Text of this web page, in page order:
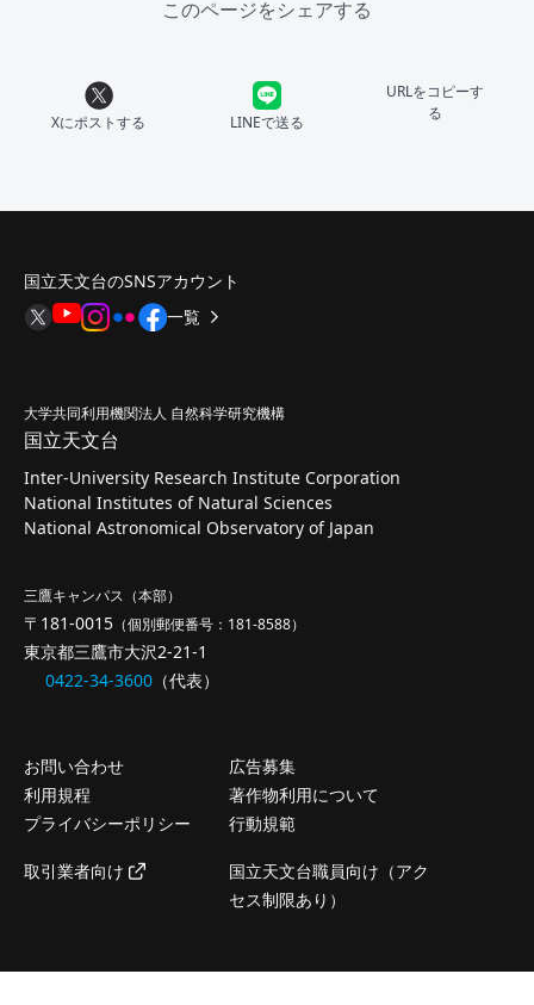
このページをシェアする
Xにポストする LINEで送る
URLをコピーす
る
国立天文台のSNSアカウント
一覧
大学共同利用機関法人 自然科学研究機構
国立天文台
Inter-University Research Institute Corporation
National Institutes of Natural Sciences
National Astronomical Observatory of Japan
三鷹キャンパス（本部）
〒181-0015 （個別郵便番号：181-8588）
東京都三鷹市大沢2-21-1
0422-34-3600 （代表）
お問い合わせ
広告募集
利用規程
著作物利用について
プライバシーポリシー
行動規範
取引業者向け
国立天文台職員向け（アク
セス制限あり）